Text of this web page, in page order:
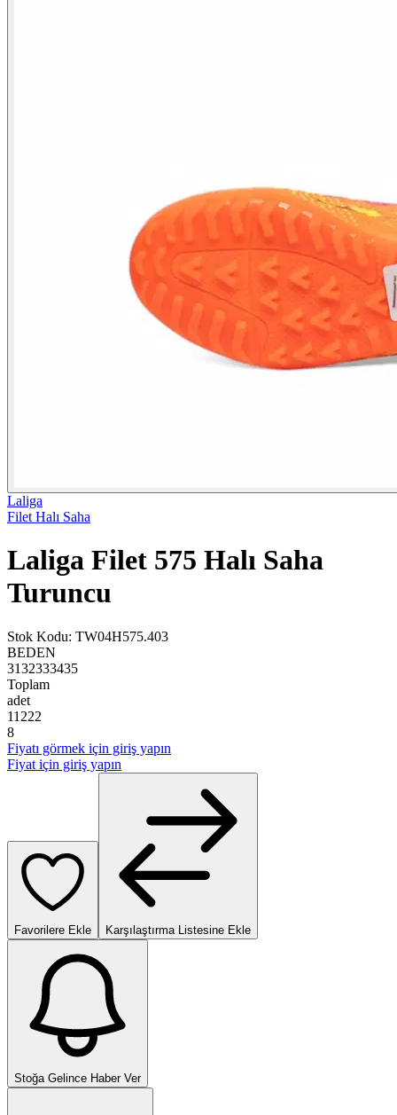
Laliga
Filet Halı Saha
Laliga Filet 575 Halı Saha
Turuncu
Stok Kodu: TW04H575.403
BEDEN
3132333435
Toplam
adet
11 222
8
Fiyatı görmek için giriş yapın
Fiyat için giriş yapın
Favorilere Ekle Karşılaştırma Listesine Ekle
Stoğa Gelince Haber Ver